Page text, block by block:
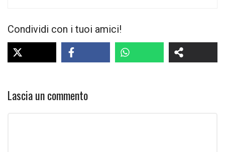
Condividi con i tuoi amici!
Lascia un commento